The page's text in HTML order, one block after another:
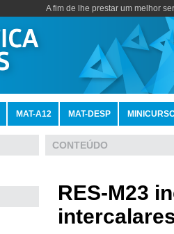
A fim de lhe prestar um melhor
MAT-A12 MAT-DESP
CONTEÚDO
RES-M23